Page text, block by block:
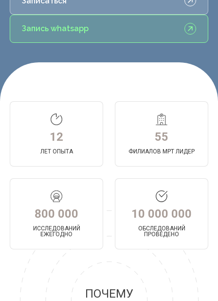
Запись whatsapp
12
ЛЕТ ОПЫТА
55
ФИЛИАЛОВ МРТ ЛИДЕР
800 000
ИССЛЕДОВАНИЙ
ЕЖЕГОДНО
10 000 000
ОБСЛЕДОВАНИЙ
ПРОВЕДЕНО
ПОЧЕМУ